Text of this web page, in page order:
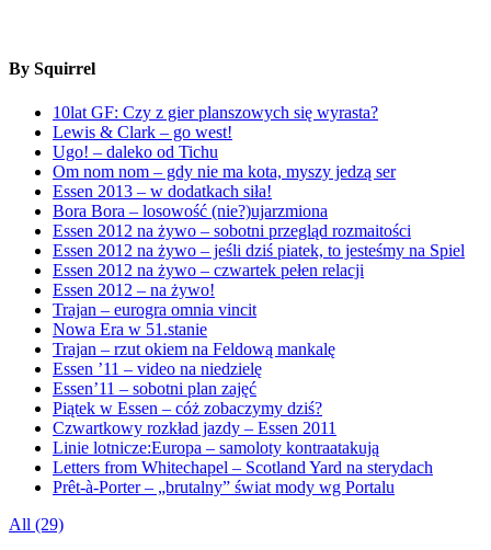
By Squirrel
10lat GF: Czy z gier planszowych się wyrasta?
Lewis & Clark – go west!
Ugo! – daleko od Tichu
Om nom nom – gdy nie ma kota, myszy jedzą ser
Essen 2013 – w dodatkach siła!
Bora Bora – losowość (nie?)ujarzmiona
Essen 2012 na żywo – sobotni przegląd rozmaitości
Essen 2012 na żywo – jeśli dziś piatek, to jesteśmy na Spiel
Essen 2012 na żywo – czwartek pełen relacji
Essen 2012 – na żywo!
Trajan – eurogra omnia vincit
Nowa Era w 51.stanie
Trajan – rzut okiem na Feldową mankalę
Essen ’11 – video na niedzielę
Essen’11 – sobotni plan zajęć
Piątek w Essen – cóż zobaczymy dziś?
Czwartkowy rozkład jazdy – Essen 2011
Linie lotnicze:Europa – samoloty kontraatakują
Letters from Whitechapel – Scotland Yard na sterydach
Prêt-à-Porter – „brutalny” świat mody wg Portalu
All (29)